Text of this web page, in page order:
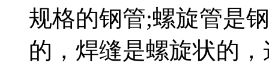
规格的钢管;螺旋管是
的，焊缝是螺旋状的